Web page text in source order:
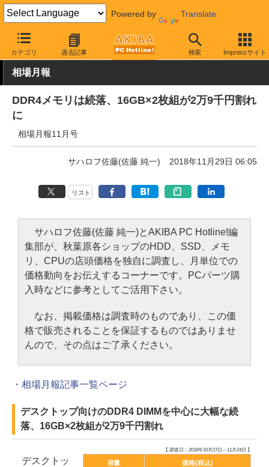
Powered by Translate
カテゴリ 過去記事 検索 Impressサイト
AKIBA PC Hotline! 秋葉原情報 価格情報 価格動向
相場月報
DDR4メモリは続落、16GB×2枚組が2万9千円割れ
に
相場月報11月号
サハロフ佐藤(佐藤 純一) 2018年11月29日 06:05
リスト
サハロフ佐藤(佐藤 純一)とAKIBA PC Hotline!編
集部が、秋葉原各ショップのHDD、SSD、メモ
リ、CPUの店頭価格を独自に調査し、月単位での
価格動向をお伝えするコーナーです。PCパーツ購
入時などに参考としてご活用下さい。
なお、掲載価格は調査時のものであり、この価
格で販売されることを保証するものではありませ
んので、その点はご了承ください。
・相場月報記事一覧ページ
デスクトップ向けのDDR4 DIMMを中心に大幅な続
落、16GB×2枚組が2万9千円割れ
【 調査日：2018年10月27日～11月24日 】
容量 価格(税込)
デスクトッ